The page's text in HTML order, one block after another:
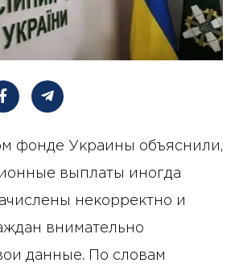
фонде Украины объяснили,
выплаты иногда
некорректно и
внимательно
данные. По словам